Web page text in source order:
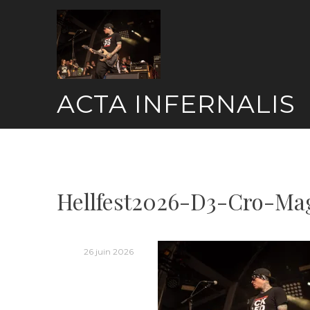
ACTA INFERNALIS
Hellfest2026-D3-Cro-
26 juin 2026